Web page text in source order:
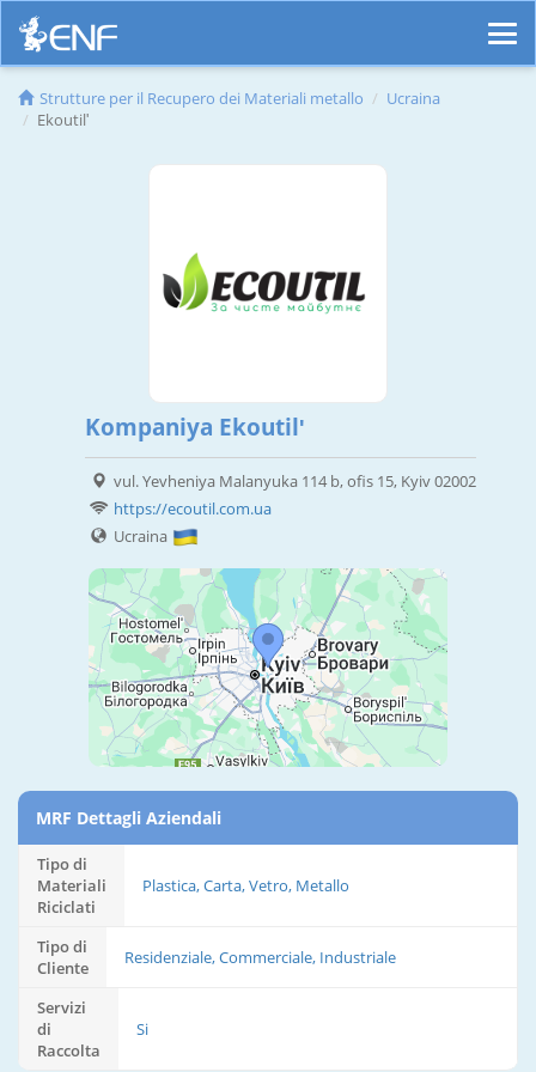
Strutture per il Recupero dei Materiali metallo
Ucraina
Ekoutilʹ
Kompaniya Ekoutilʹ
vul. Yevheniya Malanyuka 114 b, ofis 15, Kyiv 02002
https://ecoutil.com.ua
Ucraina
MRF Dettagli Aziendali
Tipo di
Materiali
Riciclati
Plastica, Carta, Vetro, Metallo
Tipo di
Cliente
Residenziale, Commerciale, Industriale
Servizi
di
Raccolta
Si